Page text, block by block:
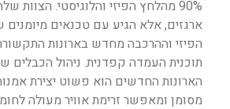
90% מהלחץ הפיזי והלוגיסטי. הצוות
ארגזים, אלא הגיע עם טכנאים מיומנים
הפיזי וההרכבה מחדש בארונות
תוכנית העמדה קפדנית. ניהול
הארונות החדשים הוא פשוט יצירת